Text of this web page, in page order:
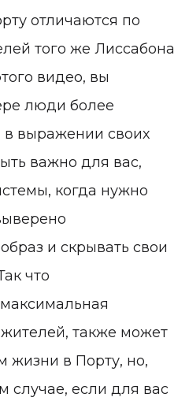
отличаются по
того же Лиссабона
видео, вы
люди более
выражении своих
важно для вас,
когда нужно
и скрывать свои
что
также может
жизни в Порту, но,
случае, если для вас